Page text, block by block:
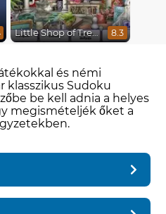
Little Shop of Treasures 8.3
és némi
klasszikus Sudoku
be kell adnia a helyes
megismételjék őket a